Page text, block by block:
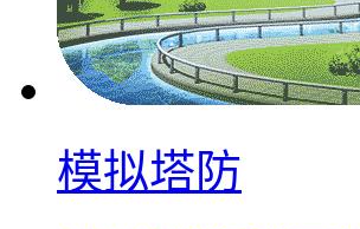
模拟塔防